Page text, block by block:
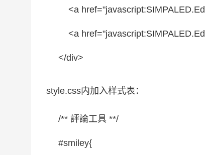
<a href=
<a href=
</div>
style.css内加入样式表：
/** 評論工具 **/
#smiley{